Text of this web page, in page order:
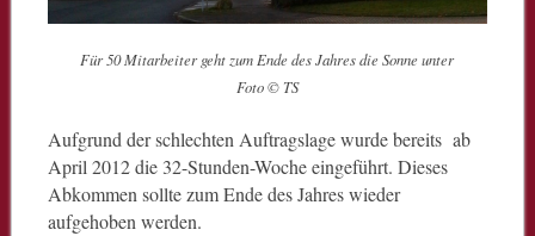
Für 50 Mitarbeiter geht zum Ende des Jahres die Sonne unter
Foto © TS
Aufgrund der schlechten Auftragslage wurde bereits ab
April 2012 die 32-Stunden-Woche eingeführt. Dieses
Abkommen sollte zum Ende des Jahres wieder
aufgehoben werden.